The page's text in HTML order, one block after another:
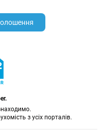
з усіх порталів.